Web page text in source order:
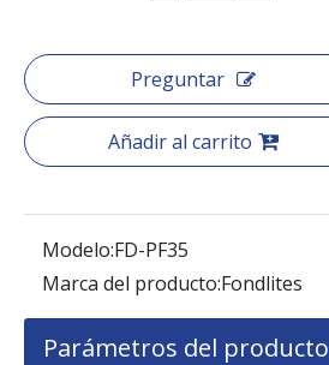
Preguntar
Añadir al carrito
Modelo:FD-PF35
Marca del producto:Fondlites
Parámetros del producto